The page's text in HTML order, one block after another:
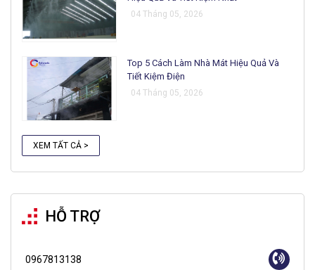
04 Tháng 05, 2026
Top 5 Cách Làm Nhà Mát Hiệu Quả Và
Tiết Kiệm Điện
04 Tháng 05, 2026
XEM TẤT CẢ >
HỖ TRỢ
0967813138